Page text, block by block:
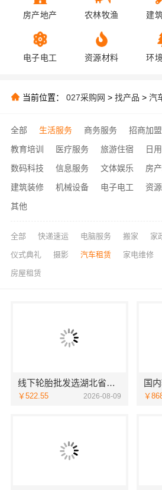
房产地产 农林牧渔 建
电子电工 资源材料 环
当前位置： 027采购网 > 找产品 > 汽
全部 生活服务 商务服务 招商加盟
教育培训
医疗服务 旅游住宿 日
数码科技
信息服务 文体娱乐 房
建筑装修
机械设备 电子电工 资
其他
全部 快递速运 电脑服务 搬家 家
仪式典礼 摄影 汽车租赁 家电维修
房屋租赁
线下轮胎批发选湖北省腾冠畅实业贸易有限公司
￥522.55 2026-08-09 ￥